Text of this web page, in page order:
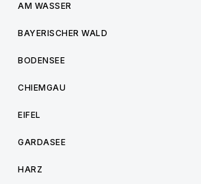
AM WASSER
BAYERISCHER WALD
BODENSEE
CHIEMGAU
EIFEL
GARDASEE
HARZ